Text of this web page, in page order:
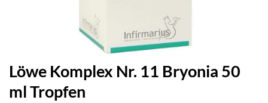
Löwe Komplex Nr. 11 Bryonia 50
ml Tropfen